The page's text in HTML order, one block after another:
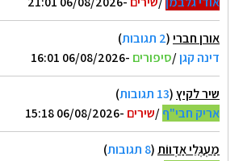
אורן חברי(2 תגובות
)
דינה קגן/סיפורים -06/08/2026 16:01
שיר לקיץ(13 תגובות
)
אריק חבי"ף/שירים -06/08/2026 15:18
מַעְגְּלֵי אַדְווֹת(8 תגובות
)